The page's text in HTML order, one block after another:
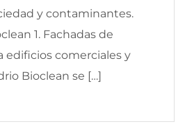
y contaminantes.
1. Fachadas de
edificios comerciales y
Bioclean se […]